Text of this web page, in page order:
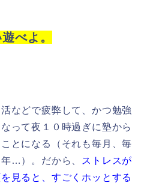
べよ。
などで疲弊して、かつ勉強
って夜１０時過ぎに塾から
とになる（それも毎月、毎
…）。だから、
ストレスが
見ると、すごくホッとする